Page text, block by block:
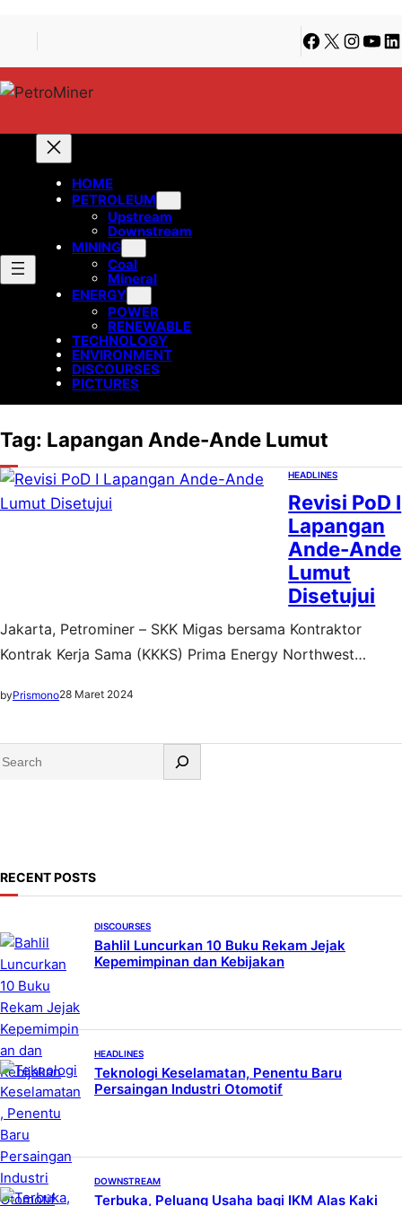
Facebook
X
HOME
PETROLEUM
Upstream
Downstream
MINING
Coal
Mineral
ENERGY
POWER
RENEWABLE
TECHNOLOGY
ENVIRONMENT
DISCOURSES
PICTURES
Tag: Lapangan Ande-Ande Lumut
HEADLINES
Revisi PoD I
Lapangan
Ande-Ande
Lumut
Disetujui
Jakarta, Petrominer – SKK Migas bersama Kontraktor
Kontrak Kerja Sama (KKKS) Prima Energy Northwest
revisi PoD (Plan of Development) I untuk lapangan minyak
Revisi PoD tersebut telah mendapatkan persetujuan dari
Menteri ESDM pada 5 Maret 2024 lalu. Lapangan AAL
byPrismono28 Maret 2024
S
h
RECENT POSTS
DISCOURSES
Bahlil Luncurkan 10 Buku Rekam Jejak
Kepemimpinan dan Kebijakan
HEADLINES
Teknologi Keselamatan, Penentu Baru
Persaingan Industri Otomotif
DOWNSTREAM
Terbuka, Peluang Usaha bagi IKM Alas Kaki